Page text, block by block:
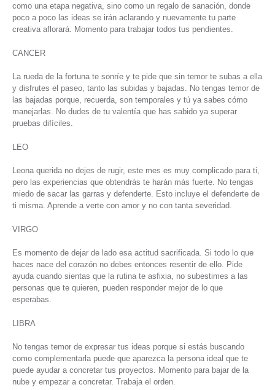
como una etapa negativa, sino como un regalo de sanación, donde
poco a poco las ideas se irán aclarando y nuevamente tu parte
creativa aflorará. Momento para trabajar todos tus pendientes.
CANCER
La rueda de la fortuna te sonríe y te pide que sin temor te subas a ella
y disfrutes el paseo, tanto las subidas y bajadas. No tengas temor de
las bajadas porque, recuerda, son temporales y tú ya sabes cómo
manejarlas. No dudes de tu valentía que has sabido ya superar
pruebas difíciles.
LEO
Leona querida no dejes de rugir, este mes es muy complicado para ti,
pero las experiencias que obtendrás te harán más fuerte. No tengas
miedo de sacar las garras y defenderte. Esto incluye el defenderte de
ti misma. Aprende a verte con amor y no con tanta severidad.
VIRGO
Es momento de dejar de lado esa actitud sacrificada. Si todo lo que
haces nace del corazón no debes entonces resentir de ello. Pide
ayuda cuando sientas que la rutina te asfixia, no subestimes a las
personas que te quieren, pueden responder mejor de lo que
esperabas.
LIBRA
No tengas temor de expresar tus ideas porque si estás buscando
como complementarla puede que aparezca la persona ideal que te
puede ayudar a concretar tus proyectos. Momento para bajar de la
nube y empezar a concretar. Trabaja el orden.